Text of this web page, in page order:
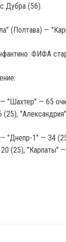
Дубра (56).
(Полтава) —
ФИФА
"Шахтер" — 65
(25),
— "Днепр-1" — 34
(25), "Карпаты"